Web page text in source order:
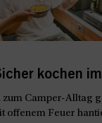
kochen
Camper-Alltag
offenem Feuer